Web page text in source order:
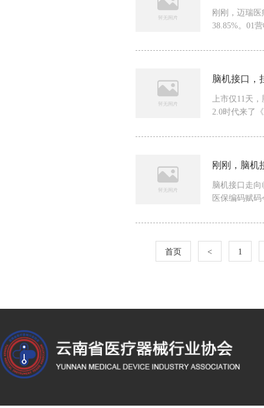
刚刚，迈瑞
38.85%。01
脑机接口，
上市仅11天
2.0时代来了
刚刚，脑机
脑机接口走
医保编码赋
首页 < 1